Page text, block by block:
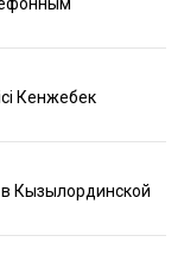
Кенжебек
Кызылординской